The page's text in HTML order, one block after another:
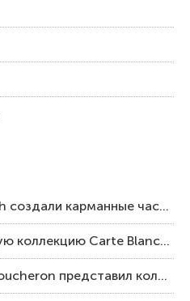
Audemars Piguet и Swatch создали карманные часы в эстетике Royal Oak и Pop Art
Boucheron посвятил новую коллекцию Carte Blanche Human Being человеку и силе мастерства
Четыре главы истории: Boucheron представил коллекцию «Nom: Boucheron, Prénom: Frédéric»